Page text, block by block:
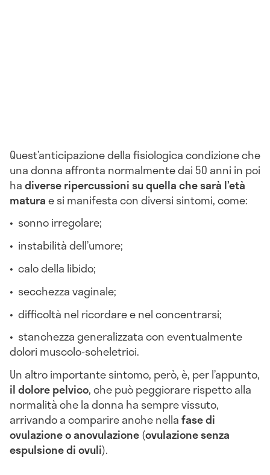
Quest’anticipazione della fisiologica condizione che
una donna affronta normalmente dai 50 anni in poi
hadiverse ripercussioni su quella che sarà l’età
maturae si manifesta con diversi sintomi, come:
• sonno irregolare;
• instabilità dell’umore;
• calo della libido;
• secchezza vaginale;
• difficoltà nel ricordare e nel concentrarsi;
• stanchezza generalizzata con eventualmente
dolori muscolo-scheletrici.
Un altro importante sintomo, però, è, per l’appunto,
il dolore pelvico, che può peggiorare rispetto alla
normalità che la donna ha sempre vissuto,
arrivando a comparire anche nellafase di
ovulazione o anovulazione(ovulazione senza
espulsione di ovuli).